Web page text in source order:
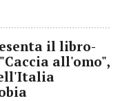
il libro-
all'omo",